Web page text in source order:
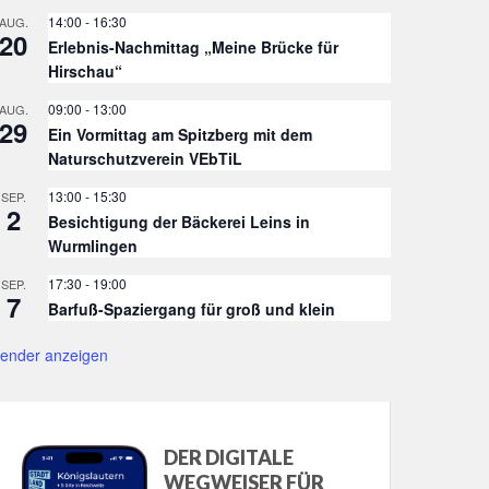
AUG.
20
14:00 - 16:30
Erlebnis-Nachmittag „Meine Brücke für
Hirschau“
AUG.
29
09:00 - 13:00
Ein Vormittag am Spitzberg mit dem
Naturschutzverein VEbTiL
SEP.
2
13:00 - 15:30
Besichtigung der Bäckerei Leins in
Wurmlingen
SEP.
7
17:30 - 19:00
Barfuß-Spaziergang für groß und klein
anzeigen
DER DIGITALE
WEGWEISER FÜR